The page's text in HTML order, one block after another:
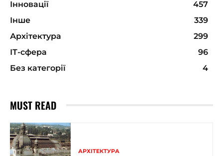
Інновації
457
Інше
339
Архітектура
299
ІТ-сфера
96
Без категорії
4
MUST READ
АРХІТЕКТУРА